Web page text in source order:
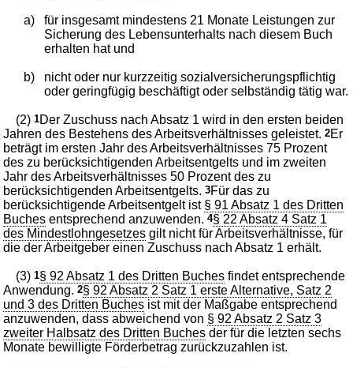
a)
für insgesamt mindestens 21 Monate Leistungen zur
Sicherung des Lebensunterhalts nach diesem Buch
erhalten hat und
b)
nicht oder nur kurzzeitig sozialversicherungspflichtig
oder geringfügig beschäftigt oder selbständig tätig war.
(2)1Der Zuschuss nach Absatz 1 wird in den ersten beiden
Jahren des Bestehens des Arbeitsverhältnisses geleistet.2Er
beträgt im ersten Jahr des Arbeitsverhältnisses 75 Prozent
des zu berücksichtigenden Arbeitsentgelts und im zweiten
Jahr des Arbeitsverhältnisses 50 Prozent des zu
berücksichtigenden Arbeitsentgelts.3Für das zu
berücksichtigende Arbeitsentgelt ist § 91 Absatz 1 des Dritten
Buches entsprechend anzuwenden.4§ 22 Absatz 4 Satz 1
des Mindestlohngesetzes gilt nicht für Arbeitsverhältnisse, für
die der Arbeitgeber einen Zuschuss nach Absatz 1 erhält.
(3)1§ 92 Absatz 1 des Dritten Buches findet entsprechende
Anwendung.2§ 92 Absatz 2 Satz 1 erste Alternative, Satz 2
und 3 des Dritten Buches ist mit der Maßgabe entsprechend
anzuwenden, dass abweichend von § 92 Absatz 2 Satz 3
zweiter Halbsatz des Dritten Buches der für die letzten sechs
Monate bewilligte Förderbetrag zurückzuzahlen ist.